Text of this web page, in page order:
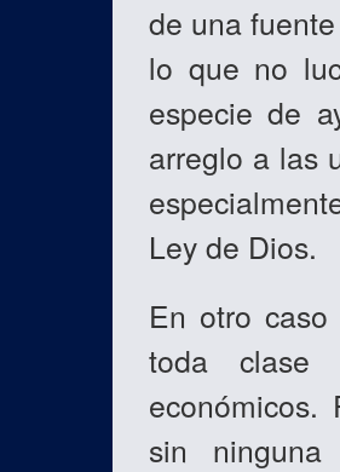
de una
lo que no
especie de
arreglo a las
Ley de Dios.
En otro
toda clase
sin